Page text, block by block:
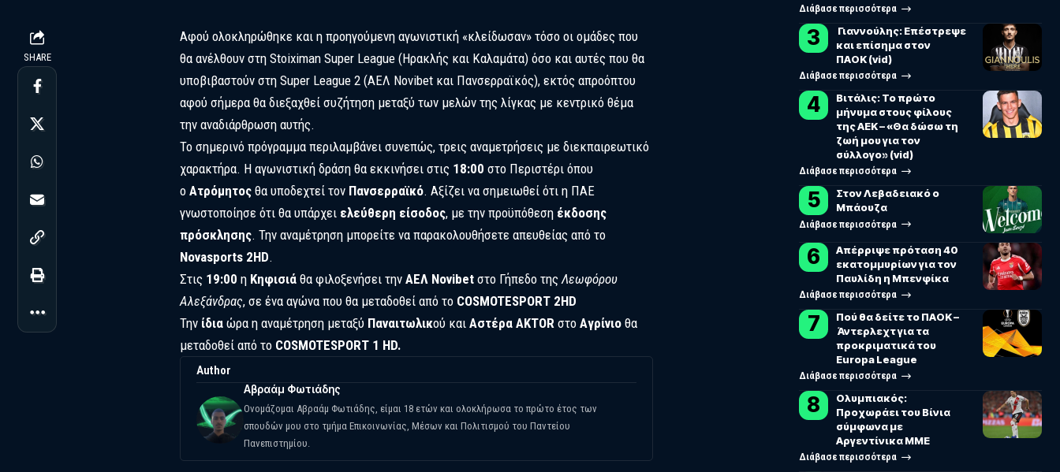
SHARE
Αφού ολοκληρώθηκε και η προηγούμενη αγωνιστική «κλείδωσαν» τόσο οι ομάδες που
θα ανέλθουν στη Stoiximan Super League (Ηρακλής και Καλαμάτα) όσο και αυτές που θα
υποβιβαστούν στη Super League 2 (ΑΕΛ Novibet και Πανσερραϊκός), εκτός απροόπτου
αφού σήμερα θα διεξαχθεί συζήτηση μεταξύ των μελών της λίγκας με κεντρικό θέμα
την αναδιάρθρωση αυτής.
Το σημερινό πρόγραμμα περιλαμβάνει συνεπώς, τρεις αναμετρήσεις με διεκπαιρεωτικό
χαρακτήρα. Η αγωνιστική δράση θα εκκινήσει στις 18:00 στο Περιστέρι όπου
ο Ατρόμητοςθα υποδεχτεί τον Πανσερραϊκό. Αξίζει να σημειωθεί ότι η ΠΑΕ
γνωστοποίησε ότι θα υπάρχει ελεύθερη είσοδος, με την προϋπόθεση έκδοσης
πρόσκλησης. Την αναμέτρηση μπορείτε να παρακολουθήσετε απευθείας από το
Novasports 2HD.
Στις 19:00 η Κηφισιά θα φιλοξενήσει την ΑΕΛ Novibet στο Γήπεδο της Λεωφόρου
Αλεξάνδρας, σε ένα αγώνα που θα μεταδοθεί από το COSMOTESPORT 2HD
Την ίδια ώρα η αναμέτρηση μεταξύ Παναιτωλικού και Αστέρα AKTORστο Αγρίνιοθα
μεταδοθεί από το COSMOTESPORT 1 HD.
Author
Αβραάμ Φωτιάδης
Ονομάζομαι Αβραάμ Φωτιάδης, είμαι 18 ετών και ολοκλήρωσα το πρώτο έτος των
σπουδών μου στο τμήμα Επικοινωνίας, Μέσων και Πολιτισμού του Παντείου
Πανεπιστημίου.
Διάβασε περισσότερα
Γιαννούλης: Επέστρεψε
και επίσημα στον
ΠΑΟΚ (vid)
Διάβασε περισσότερα
Βιτάλις: Το πρώτο
μήνυμα στους φίλους
της ΑΕΚ – «Θα δώσω τη
ζωή μου για τον
σύλλογο» (vid)
Διάβασε περισσότερα
Στον Λεβαδειακό ο
Μπάουζα
Διάβασε περισσότερα
Απέρριψε πρόταση 40
εκατομμυρίων για τον
Παυλίδη η Μπενφίκα
Διάβασε περισσότερα
Πού θα δείτε το ΠΑΟΚ –
Άντερλεχτ για τα
προκριματικά του
Europa League
Διάβασε περισσότερα
Ολυμπιακός:
Προχωράει του Βίνια
σύμφωνα με
Αργεντίνικα ΜΜΕ
Διάβασε περισσότερα